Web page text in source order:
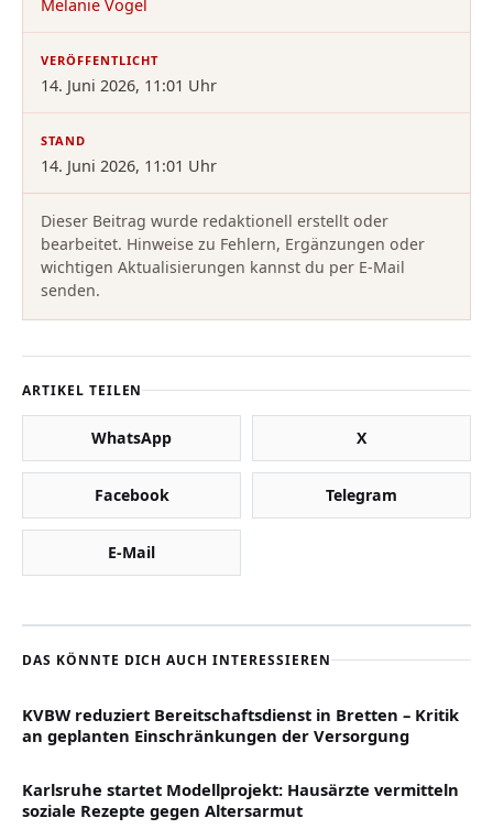
Melanie Vogel
VERÖFFENTLICHT
14. Juni 2026, 11:01 Uhr
STAND
14. Juni 2026, 11:01 Uhr
Dieser Beitrag wurde redaktionell erstellt oder
bearbeitet. Hinweise zu Fehlern, Ergänzungen oder
wichtigen Aktualisierungen kannst du per E-Mail
senden.
ARTIKEL TEILEN
WhatsApp X
Facebook Telegram
E-Mail
DAS KÖNNTE DICH AUCH INTERESSIEREN
KVBW reduziert Bereitschaftsdienst in Bretten – Kritik
an geplanten Einschränkungen der Versorgung
Karlsruhe startet Modellprojekt: Hausärzte vermitteln
soziale Rezepte gegen Altersarmut